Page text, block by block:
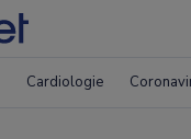
Cardiologie